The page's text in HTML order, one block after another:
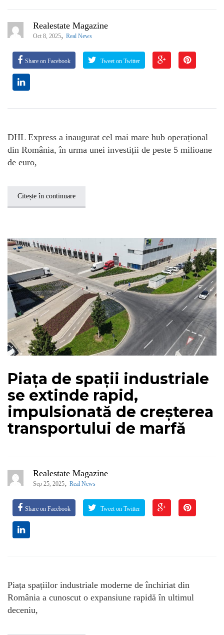
Realestate Magazine
Oct 8, 2025, Real News
Share on Facebook Tweet on Twitter
DHL Express a inaugurat cel mai mare hub operațional
din România, în urma unei investiții de peste 5 milioane
de euro,
Citește în continuare
Piața de spații industriale
se extinde rapid,
impulsionată de creșterea
transportului de marfă
Realestate Magazine
Sep 25, 2025, Real News
Share on Facebook Tweet on Twitter
Piața spațiilor industriale moderne de închiriat din
România a cunoscut o expansiune rapidă în ultimul
deceniu,